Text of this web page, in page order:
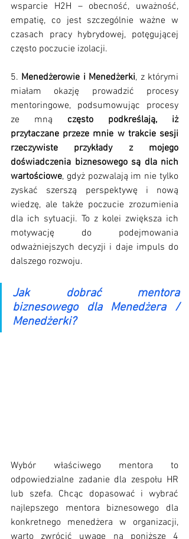
wsparcie H2H – obecność, uważność,
empatię, co jest szczególnie ważne w
czasach pracy hybrydowej, potęgującej
często poczucie izolacji.
5. Menedżerowie i Menedżerki, z którymi
miałam okazję prowadzić procesy
mentoringowe, podsumowując procesy
ze mną często podkreślają, iż
przytaczane przeze mnie w trakcie sesji
rzeczywiste przykłady z mojego
doświadczenia biznesowego są dla nich
wartościowe, gdyż pozwalają im nie tylko
zyskać szerszą perspektywę i nową
wiedzę, ale także poczucie zrozumienia
dla ich sytuacji. To z kolei zwiększa ich
motywację do podejmowania
odważniejszych decyzji i daje impuls do
dalszego rozwoju.
Jak dobrać mentora
biznesowego dla Menedżera /
Menedżerki?
Wybór właściwego mentora to
odpowiedzialne zadanie dla zespołu HR
lub szefa. Chcąc dopasować i wybrać
najlepszego mentora biznesowego dla
konkretnego menedżera w organizacji,
warto zwrócić uwagę na poniższe 4